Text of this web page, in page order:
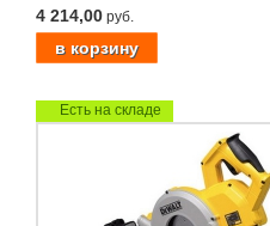
4 214,00 руб.
Есть на складе